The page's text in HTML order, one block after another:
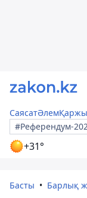
СаясатӘлемҚаржы
#Референдум-
+31°
Басты Барлық